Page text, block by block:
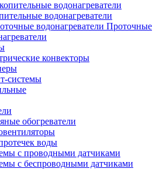
водонагреватели
Проточные
конвекторы
системы
обогреватели
воды
с проводными датчиками
с беспроводными датчиками